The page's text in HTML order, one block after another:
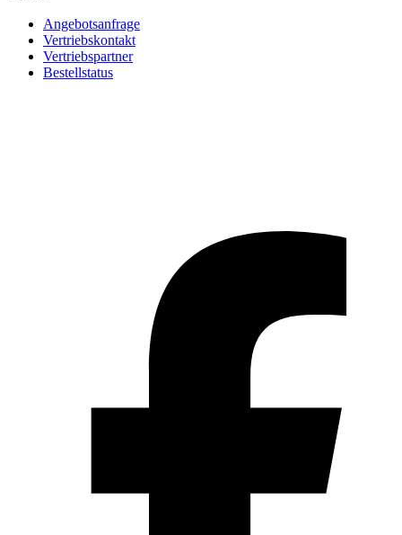
Angebotsanfrage
Vertriebskontakt
Vertriebspartner
Bestellstatus